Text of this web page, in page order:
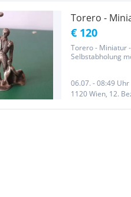
Torero -
€ 120
Torero - Miniatur
Selbstabholung
06.07. - 08:49 Uhr
1120 Wien, 12.